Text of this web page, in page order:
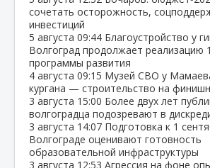
сочетать осторожность,
инвестиций
5 августа 09:44 Благоустройство у
Волгоград продолжает реализацию
программы развития
4 августа 09:15 Музей СВО у
кургана — строительство на
3 августа 15:00 Более двух лет
волгоградца подозревают в
3 августа 14:07 Подготовка к 1
Волгограде оценивают готовность
образовательной инфраструктуры
3 августа 12:53 Агрессия на фоне